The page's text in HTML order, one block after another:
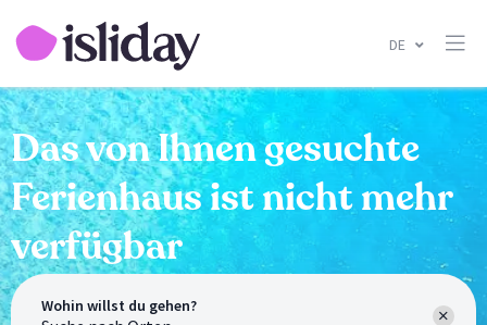
DE
Das von Ihnen gesuchte
Ferienhaus ist nicht mehr
verfügbar
Wohin willst du gehen?